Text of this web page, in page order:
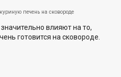
печень на сковороде
влияют на то,
готовится на сковороде.